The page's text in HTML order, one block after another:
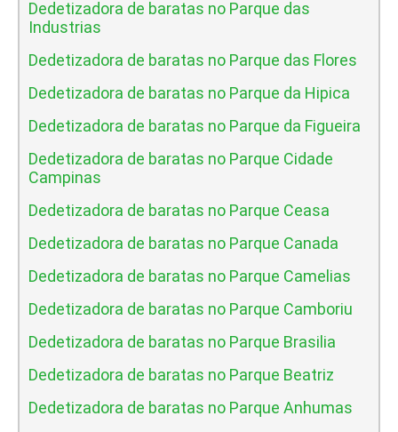
Dedetizadora de baratas no Parque das
Industrias
Dedetizadora de baratas no Parque das Flores
Dedetizadora de baratas no Parque da Hipica
Dedetizadora de baratas no Parque da Figueira
Dedetizadora de baratas no Parque Cidade
Campinas
Dedetizadora de baratas no Parque Ceasa
Dedetizadora de baratas no Parque Canada
Dedetizadora de baratas no Parque Camelias
Dedetizadora de baratas no Parque Camboriu
Dedetizadora de baratas no Parque Brasilia
Dedetizadora de baratas no Parque Beatriz
Dedetizadora de baratas no Parque Anhumas